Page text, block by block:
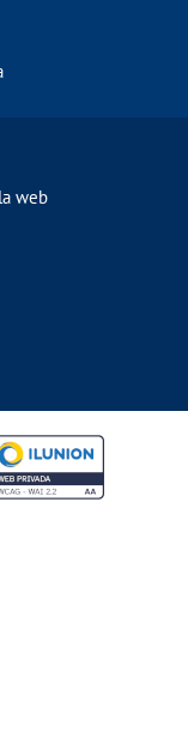
web